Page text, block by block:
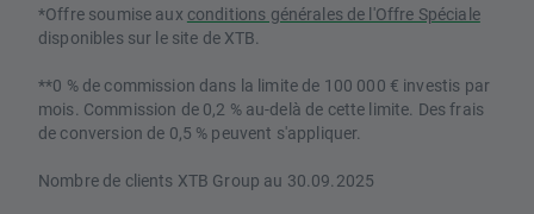
*Offre soumise aux conditions générales de l'Offre Spéciale
disponibles sur le site de XTB.
**0 % de commission dans la limite de 100 000 € investis par
mois. Commission de 0,2 % au-delà de cette limite. Des frais
de conversion de 0,5 % peuvent s'appliquer.
Nombre de clients XTB Group au 30.09.2025